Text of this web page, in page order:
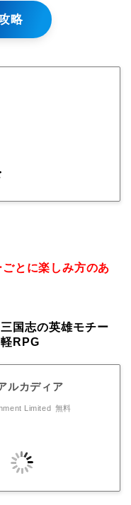
略
とに楽しみ方のあ
国志の英雄モチー
RPG
ルカディア
Limited 無料